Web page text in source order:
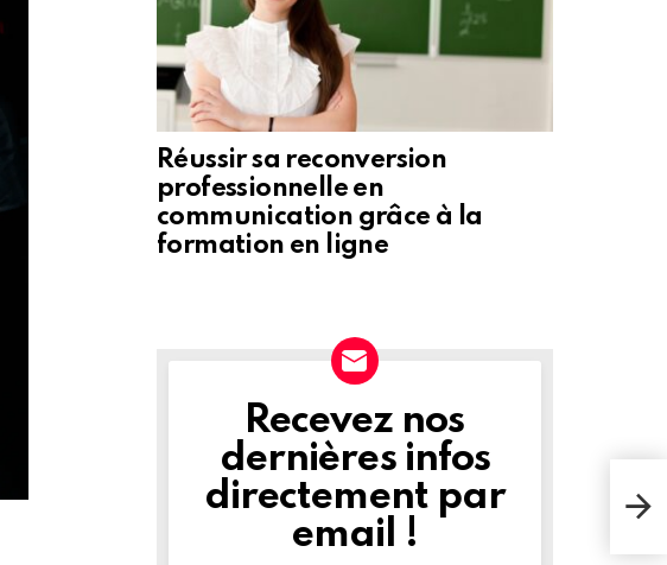
Réussir sa reconversion
professionnelle en
communication grâce à la
formation en ligne
NEWSLETTER
Recevez nos
dernières infos
directement par
email !